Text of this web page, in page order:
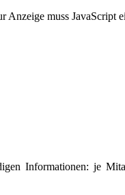
muss JavaScript
Informationen: je